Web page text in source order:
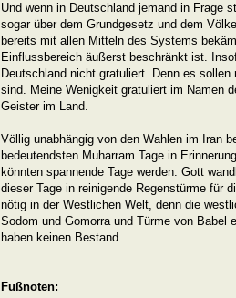
Und wenn in Deutschland jemand in Frage
sogar über dem Grundgesetz und dem
bereits mit allen Mitteln des Systems
Einflussbereich äußerst beschränkt ist.
Deutschland nicht gratuliert. Denn es
sind. Meine Wenigkeit gratuliert im Namen
Geister im Land.
Völlig unabhängig von den Wahlen im Iran
bedeutendsten Muharram Tage in
könnten spannende Tage werden. Gott
dieser Tage in reinigende Regenstürme für
nötig in der Westlichen Welt, denn die
Sodom und Gomorra und Türme von Babel
haben keinen Bestand.
Fußnoten: